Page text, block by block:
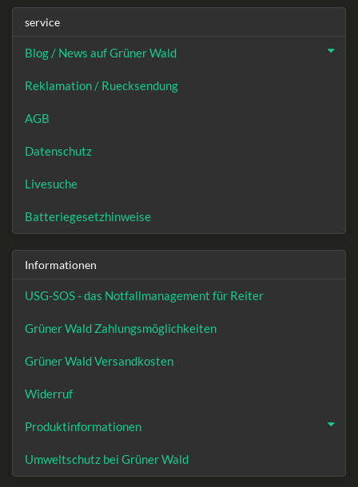
service
Blog / News auf Grüner Wald
Reklamation / Ruecksendung
AGB
Datenschutz
Livesuche
Batteriegesetzhinweise
Informationen
USG-SOS - das Notfallmanagement für Reiter
Grüner Wald Zahlungsmöglichkeiten
Grüner Wald Versandkosten
Widerruf
Produktinformationen
Umweltschutz bei Grüner Wald